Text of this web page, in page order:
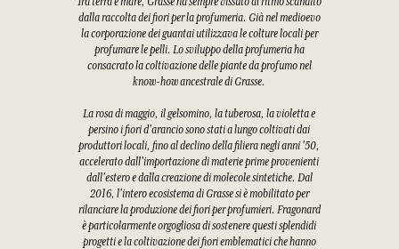
dalla raccolta dei fiori per la profumeria. Già nel medioevo
la corporazione dei guantai utilizzava le colture locali per
profumare le pelli. Lo sviluppo della profumeria ha
consacrato la coltivazione delle piante da profumo nel
know-how ancestrale di Grasse.
La rosa di maggio, il gelsomino, la tuberosa, la violetta e
persino i fiori d'arancio sono stati a lungo coltivati dai
produttori locali, fino al declino della filiera negli anni '50,
accelerato dall'importazione di materie prime provenienti
dall'estero e dalla creazione di molecole sintetiche. Dal
2016, l'intero ecosistema di Grasse si è mobilitato per
rilanciare la produzione dei fiori per profumieri. Fragonard
è particolarmente orgogliosa di sostenere questi splendidi
progetti e la coltivazione dei fiori emblematici che hanno